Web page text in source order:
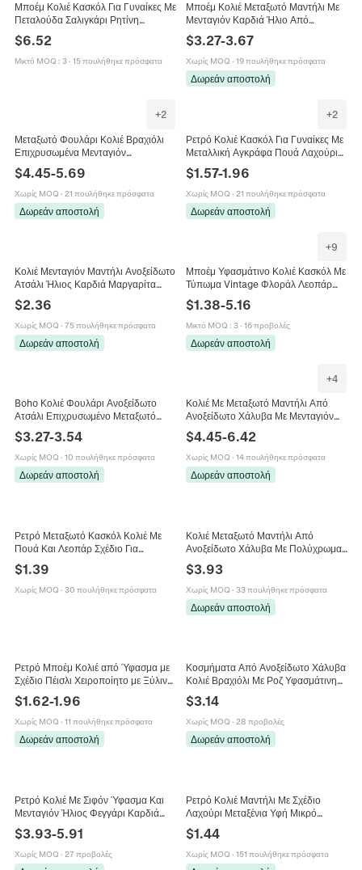
Μποέμ Κολιέ Κασκόλ Για Γυναίκες Με
Πεταλούδα Σαλιγκάρι Ρητίνη
Μενταγιόν Κράμα Φλοράλ Ύφασμα
Τσόκερ Κοσμήματα Παραλία
Διακοπές
$6.52
Μικτό MOQ : 3· 15 πουλήθηκε πρόσφατα
Μποέμ Κολιέ Μεταξωτό Μαντήλι Με
Μενταγιόν Καρδιά Ήλιο Από
Ανοξείδωτο Ατσάλι 304
Επιχρυσωμένο Λεοπάρ Φλοράλ
Σχέδιο Γυναικείο
$3.27-3.67
Χωρίς MOQ · 19 πουλήθηκε πρόσφατα
Δωρεάν αποστολή
+2
Μεταξωτό Φουλάρι Κολιέ Βραχιόλι
Επιχρυσωμένα Μενταγιόν
Ήλιος Καρδιά Λουλούδι Κόσμημα
$4.45-5.69
Χωρίς MOQ · 21 πουλήθηκε πρόσφατα
Δωρεάν αποστολή
+2
Ρετρό Κολιέ Κασκόλ Για Γυναίκες Με
Μεταλλική Αγκράφα Πουά Λαχούρι
$1.57-1.96
Χωρίς MOQ · 21 πουλήθηκε πρόσφατα
Δωρεάν αποστολή
Κολιέ Μενταγιόν Μαντήλι Ανοξείδωτο
Ατσάλι Ήλιος Καρδιά Μαργαρίτα
Εκτύπωση Μεταξωτή Κορδέλα
Τσόκερ Για Γυναίκες Κοσμήματα
Μόδας
$2.36
Χωρίς MOQ · 75 πουλήθηκε πρόσφατα
Δωρεάν αποστολή
+9
Μποέμ Υφασμάτινο Κολιέ Κασκόλ Με
Τύπωμα Vintage Φλοράλ Λεοπάρ
Τσόκερ Κοσμήματα Με Ξύλινο
Μενταγιόν Για Γυναίκες
$1.38-5.16
Μικτό MOQ : 3· 16 προβολές
Δωρεάν αποστολή
Boho Κολιέ Φουλάρι Ανοξείδωτο
Ατσάλι Επιχρυσωμένο Μεταξωτό
Ύφασμα Λουλούδια Λεοπάρ
Μενταγιόν Καρδιά Ήλιος Πεταλούδα
Γυναίκες
$3.27-3.54
Χωρίς MOQ · 10 πουλήθηκε πρόσφατα
Δωρεάν αποστολή
+4
Κολιέ Με Μεταξωτό Μαντήλι Από
Ανοξείδωτο Χάλυβα Με Μενταγιόν
Ήλιο Καρδιά Πασχαλίτσα
Υφασμάτινη Κορδέλα Λεοπάρ Μόδα
Κοσμήματα
$4.45-6.42
Χωρίς MOQ · 14 πουλήθηκε πρόσφατα
Δωρεάν αποστολή
Ρετρό Μεταξωτό Κασκόλ Κολιέ Με
Πουά Και Λεοπάρ Σχέδιο Για
Γυναίκες Κομψή Μακριά Υφασμάτινη
Γραβάτα Ελαφρύ Αξεσουάρ Μόδας
$1.39
Χωρίς MOQ · 30 πουλήθηκε πρόσφατα
Κολιέ Μεταξωτό Μαντήλι Από
Ανοξείδωτο Χάλυβα Με Πολύχρωμα
Μενταγιόν Ηλίανθος Καρδιά
Κοσμήματα Choker Για Γυναίκες
$3.93
Χωρίς MOQ · 33 πουλήθηκε πρόσφατα
Δωρεάν αποστολή
Ρετρό Μποέμ Κολιέ από Ύφασμα με
Σχέδιο Πέισλι Χειροποίητο με Ξύλινες
Χάντρες Μακρύ Εθνικό Κολιέ για
Γυναίκες Δώρο
$1.62-1.96
Χωρίς MOQ · 11 πουλήθηκε πρόσφατα
Δωρεάν αποστολή
Κοσμήματα Από Ανοξείδωτο Χάλυβα
Κολιέ Βραχιόλι Με Ροζ Υφασμάτινη
Κορδέλα Επιχρυσωμένο Καρδιά
Ήλιος Μοτίβο Vintage Για Γυναίκες
$3.14
Χωρίς MOQ · 28 προβολές
Δωρεάν αποστολή
Ρετρό Κολιέ Με Σιφόν Ύφασμα Και
Μενταγιόν Ήλιος Φεγγάρι Καρδιά
Επιχρυσωμένο 18K Για Γυναίκες
$3.93-5.91
Χωρίς MOQ · 27 προβολές
Ρετρό Κολιέ Μαντήλι Με Σχέδιο
Λαχούρι Μεταξένια Υφή Μικρό
Γυναίκες Vintage Ethnic Αξεσουάρ
$1.44
Χωρίς MOQ · 151 πουλήθηκε πρόσφατα